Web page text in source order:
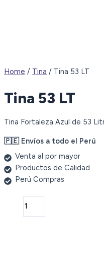
Home / Tina / Tina 53 LT
Tina 53 LT
Tina Fortaleza Azul de 53
🇵🇪 Envíos a todo el Perú
Venta al por mayor
Productos de Calidad
Perú Compras